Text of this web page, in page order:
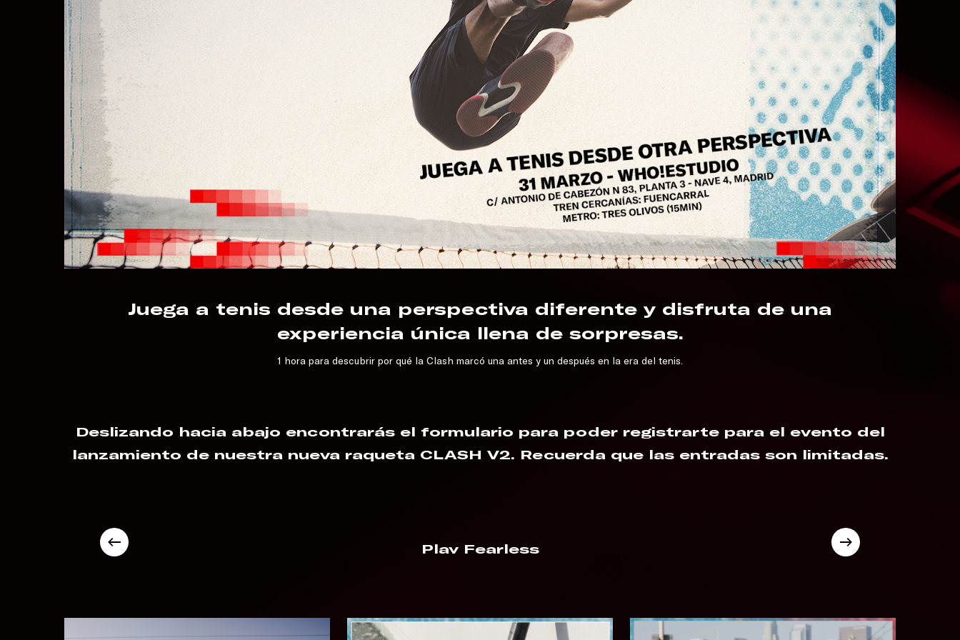
Juega a tenis desde una perspectiva diferente y disfruta de una
experiencia única llena de sorpresas.
1 hora para descubrir por qué la Clash marcó una antes y un después en la era del tenis.
Deslizando hacia abajo encontrarás el formulario para poder registrarte para el evento del
lanzamiento de nuestra nueva raqueta CLASH V2. Recuerda que las entradas son limitadas.
Play Fearless